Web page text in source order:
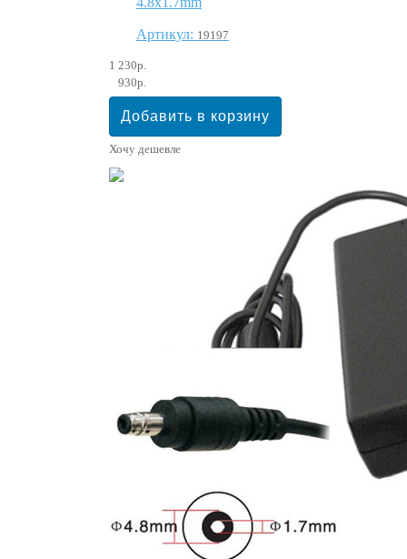
Артикул: 19197
1 230р.
930р.
Хочу дешевле